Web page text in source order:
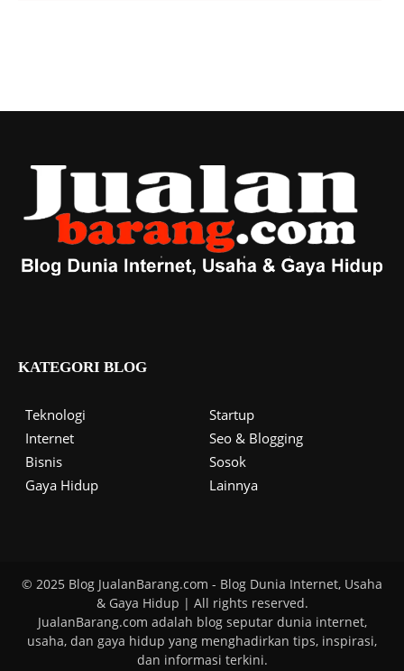
KATEGORI BLOG
Teknologi
Internet
Bisnis
Gaya Hidup
Startup
Seo & Blogging
Sosok
Lainnya
© 2025 Blog JualanBarang.com - Blog Dunia Internet, Usaha
& Gaya Hidup | All rights reserved.
JualanBarang.com adalah blog seputar dunia internet,
usaha, dan gaya hidup yang menghadirkan tips, inspirasi,
dan informasi terkini.